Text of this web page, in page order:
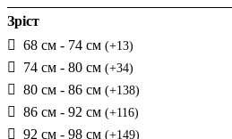
Зріст
68 см - 74 см (+13)
74 см - 80 см (+34)
80 см - 86 см (+138)
86 см - 92 см (+116)
92 см - 98 см (+149)